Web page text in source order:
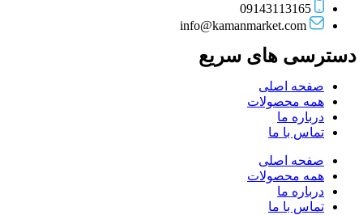
09143113165
info@kamanmarket.com
دسترسی های سریع
صفحه اصلی
همه محصولات
درباره ما
تماس با ما
صفحه اصلی
همه محصولات
درباره ما
تماس با ما